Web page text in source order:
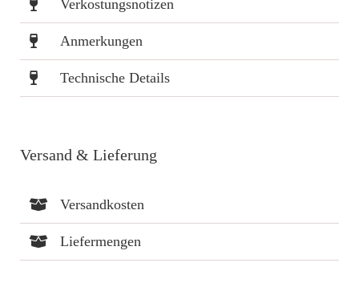
Verkostungsnotizen
Anmerkungen
Technische Details
Versand & Lieferung
Versandkosten
Liefermengen